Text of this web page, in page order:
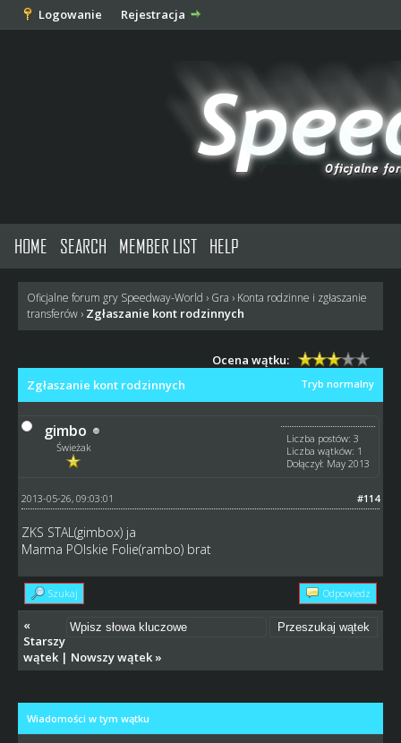
Logowanie Rejestracja
HOME SEARCH MEMBER LIST HELP
Oficjalne forum gry Speedway-World › Gra › Konta rodzinne i zgłaszanie
transferów › Zgłaszanie kont rodzinnych
Ocena wątku:
Tryb normalny
Zgłaszanie kont rodzinnych
gimbo
Świeżak
Liczba postów: 3
Liczba wątków: 1
Dołączył: May 2013
#114
2013-05-26, 09:03:01
ZKS STAL(gimbox) ja
Marma POlskie Folie(rambo) brat
Szukaj Odpowiedz
«
Starszy
wątek| Nowszy wątek»
Wiadomości w tym wątku